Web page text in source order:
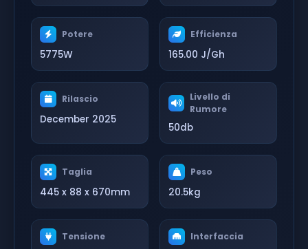
Potere
5775W
Efficienza
165.00 J/Gh
Rilascio
December 2025
Livello di
Rumore
50db
Taglia
445 x 88 x 670mm
Peso
20.5kg
Tensione Interfaccia